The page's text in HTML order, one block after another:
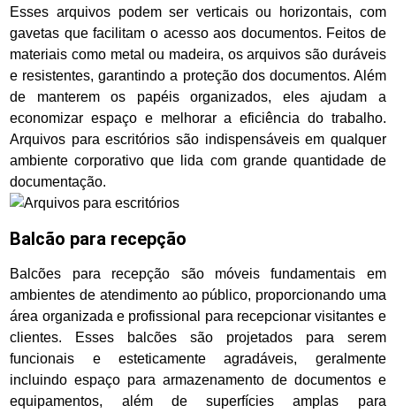
Esses arquivos podem ser verticais ou horizontais, com
gavetas que facilitam o acesso aos documentos. Feitos de
materiais como metal ou madeira, os arquivos são duráveis
e resistentes, garantindo a proteção dos documentos. Além
de manterem os papéis organizados, eles ajudam a
economizar espaço e melhorar a eficiência do trabalho.
Arquivos para escritórios são indispensáveis em qualquer
ambiente corporativo que lida com grande quantidade de
documentação.
Balcão para recepção
Balcões para recepção são móveis fundamentais em
ambientes de atendimento ao público, proporcionando uma
área organizada e profissional para recepcionar visitantes e
clientes. Esses balcões são projetados para serem
funcionais e esteticamente agradáveis, geralmente
incluindo espaço para armazenamento de documentos e
equipamentos, além de superfícies amplas para